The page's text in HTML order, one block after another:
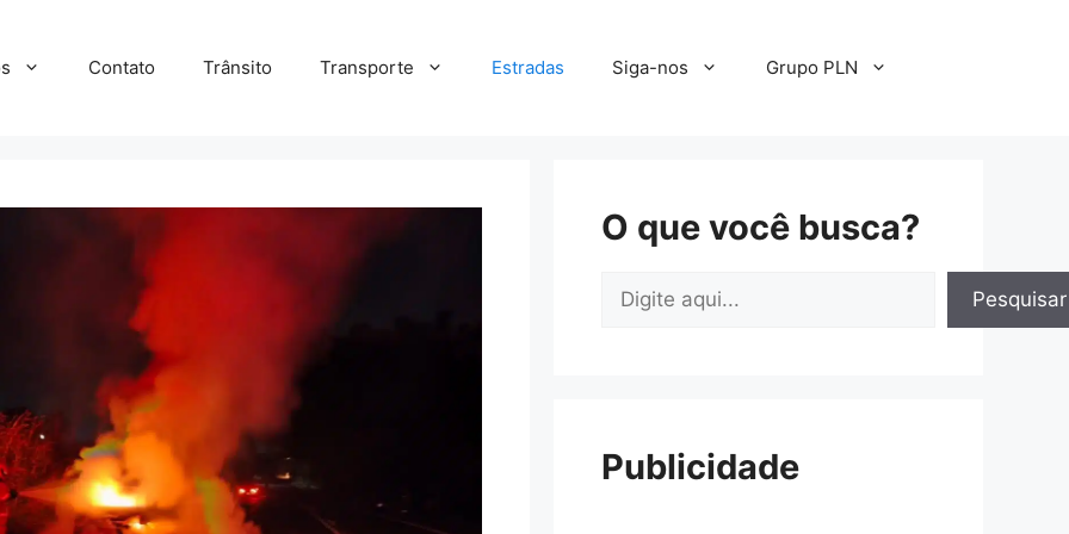
Contato Trânsito Transporte Estradas Siga-nos Grupo PLN
O que você busca?
Pesquisar
Pesquisar
Publicidade